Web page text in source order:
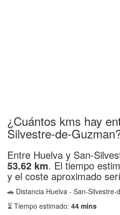
¿Cuántos kms hay
Silvestre-de-
Entre Huelva y San-
53.62 km. El tiempo
y el coste aproximado
🚗 Distancia Huelva - San-Silvestre-
⏳ Tiempo estimado: 44 mins